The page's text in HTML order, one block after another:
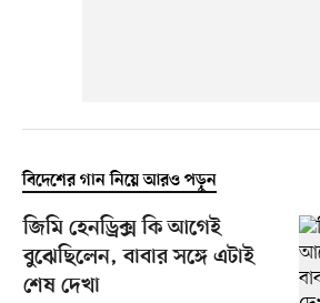
বিদেশের গান নিয়ে আরও পড়ুন
জিমি হেনড্রিক্স কি আগেই
বুঝেছিলেন, বাবার সঙ্গে এটাই
শেষ দেখা